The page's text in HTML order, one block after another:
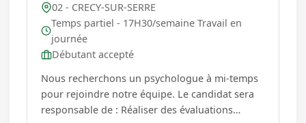
02 - CRECY-SUR-SERRE
Temps partiel - 17H30/semaine Travail en
journée
Débutant accepté
Nous recherchons un psychologue à mi-temps
pour rejoindre notre équipe. Le candidat sera
responsable de : Réaliser des évaluations